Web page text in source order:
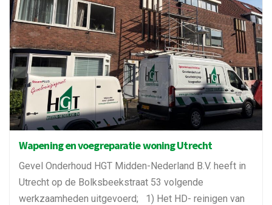
Wapening en voegreparatie woning Utrecht
Gevel Onderhoud HGT Midden-Nederland B.V. heeft in
Utrecht op de Bolksbeekstraat 53 volgende
werkzaamheden uitgevoerd; 1) Het HD- reinigen van